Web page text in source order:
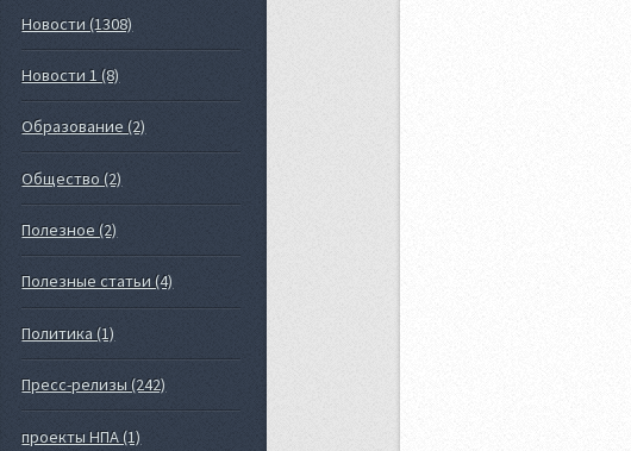
Новости (1308)
Новости 1 (8)
Образование (2)
Общество (2)
Полезное (2)
Полезные статьи (4)
Политика (1)
Пресс-релизы (242)
проекты НПА (1)